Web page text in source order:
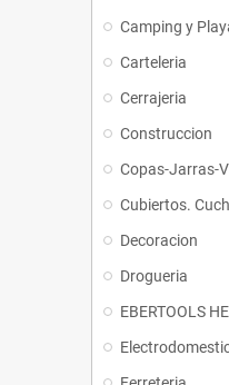
Camping y
Carteleria
Cerrajeria
Construccion
Copas-Jarras-
Cubiertos.
Decoracion
Drogueria
EBERTOOLS